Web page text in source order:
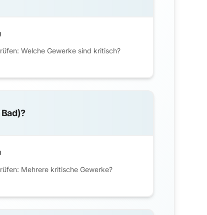
Welche Gewerke sind kritisch?
Mehrere kritische Gewerke?